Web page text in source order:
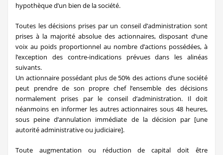
hypothèque d’un bien de la société.
Toutes les décisions prises par un conseil d’administration sont
prises à la majorité absolue des actionnaires, disposant d’une
voix au poids proportionnel au nombre d’actions possédées, à
l’exception des contre-indications prévues dans les alinéas
suivants.
Un actionnaire possédant plus de 50% des actions d’une société
peut prendre de son propre chef l’ensemble des décisions
normalement prises par le conseil d’administration. Il doit
néanmoins en informer les autres actionnaires sous 48 heures,
sous peine d’annulation immédiate de la décision par [une
autorité administrative ou judiciaire].
Toute augmentation ou réduction de capital doit être